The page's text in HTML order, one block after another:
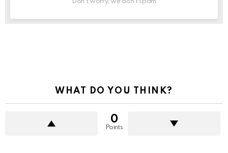
WHAT DO YOU THINK?
0
Points